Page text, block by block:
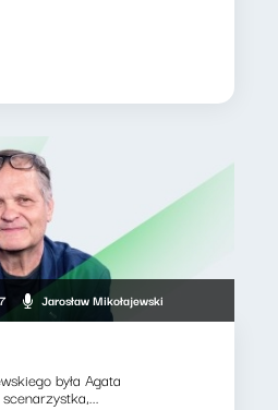
Jarosław Mikołajewski
była Agata